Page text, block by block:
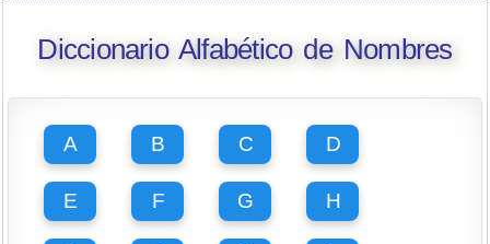
Diccionario Alfabético de Nombres
A B C D
E F G H